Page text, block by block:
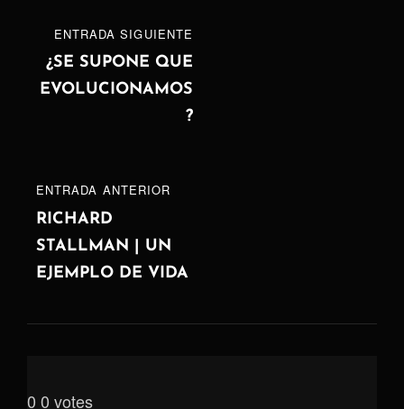
Navegación
de
entradas
ENTRADA
ANTERIOR
ENTRADA ANTERIOR
RICHARD
STALLMAN | UN
EJEMPLO DE VIDA
ENTRADA
SIGUIENTE
ENTRADA SIGUIENTE
¿SE SUPONE QUE
EVOLUCIONAMOS
?
0 0 votes